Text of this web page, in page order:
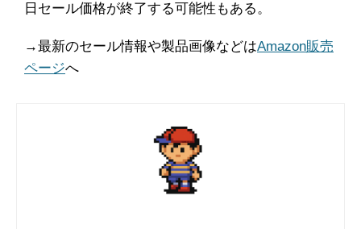
日セール価格が終了する可能性もある。
→最新のセール情報や製品画像などはAmazon販売
ページへ